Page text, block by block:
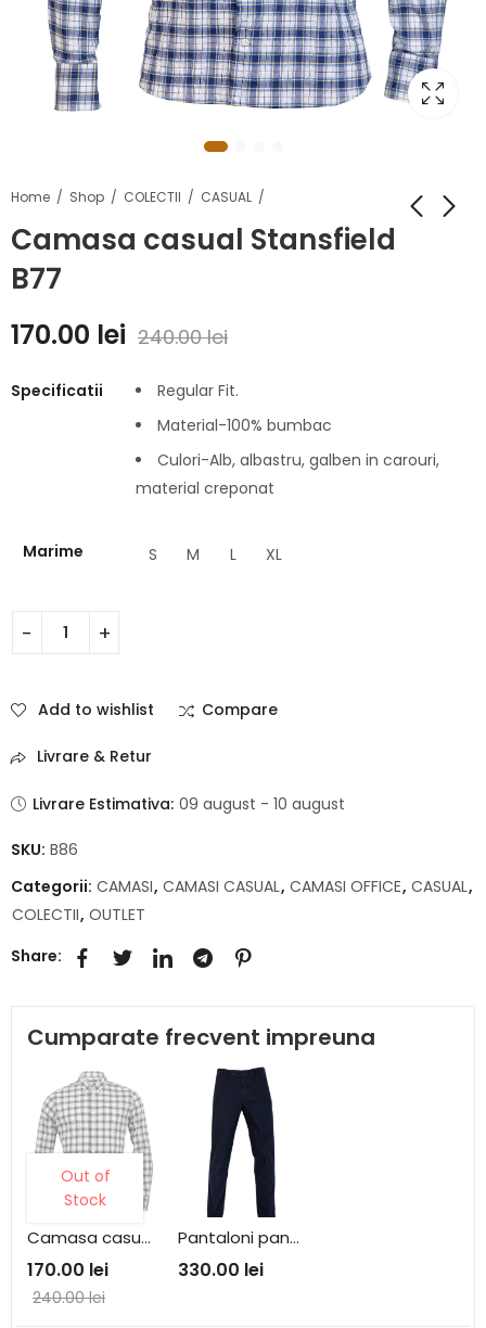
Home Shop COLECTII CASUAL
Camasa casual Stansfield
B77
170.00 lei 240.00lei
Specificatii
Regular Fit.
Material-100% bumbac
Culori-Alb, albastru, galben in carouri,
material creponat
Marime S M L XL
Add to wishlist Compare
Livrare & Retur
Livrare Estimativa: 09 august - 10 august
SKU: B86
Categorii: CAMASI, CAMASI CASUAL, CAMASI OFFICE, CASUAL,
COLECTII, OUTLET
Share:
Cumparate frecvent impreuna
Camasa casual Stansfield B77
170.00 lei
240.00lei
Out of
Stock
Pantaloni pana Bleumarin Stansfield PTBL
330.00 lei